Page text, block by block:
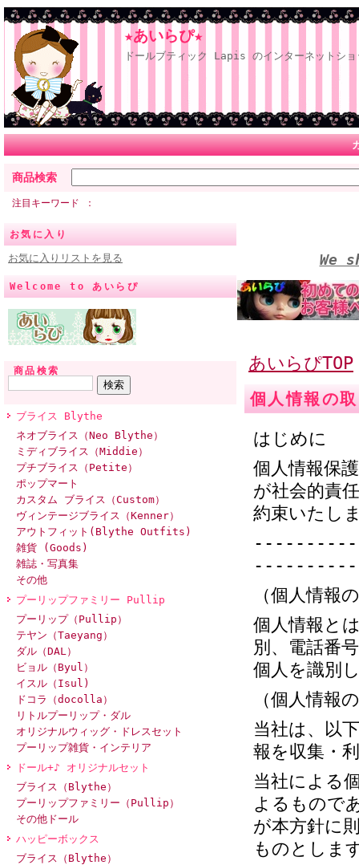
★あいらぴ★
ドールブティック Lapis のインターネットショ
商品検索
注目キーワード
お気に入り
お気に入りリストを見る
Welcome to あいらぴ
商品検索
ブライス Blythe
ネオブライス（Neo Blythe）
ミディブライス（Middie）
プチブライス（Petite）
ポップマート
カスタム ブライス（Custom）
ヴィンテージブライス（Kenner）
アウトフィット(Blythe Outfits)
雑貨 (Goods)
雑誌・写真集
その他
プーリップファミリー Pullip
プーリップ（Pullip）
テヤン（Taeyang）
ダル（DAL）
ビョル（Byul）
イスル（Isul)
ドコラ（docolla）
リトルプーリップ・ダル
オリジナルウィッグ・ドレスセット
プーリップ雑貨・インテリア
ドール+♪ オリジナルセット
ブライス（Blythe）
プーリップファミリー（Pullip）
その他ドール
ハッピーボックス
ブライス（Blythe）
We
あいらぴTOP
個人情報の
はじめに
個人情報保
が社会的責
約束いたし
（個人情報
個人情報と
別、電話番
個人を識別
（個人情報
当社は、以
報を収集・
当社による
よるもので
が本方針に
ものとしま